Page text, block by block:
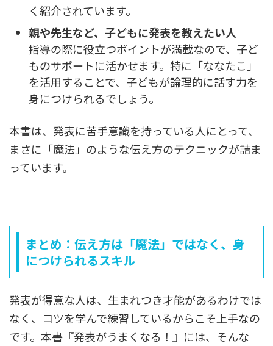
く紹介されています。
親や先生など、子どもに発表を教えたい人
指導の際に役立つポイントが満載なので、子ど
ものサポートに活かせます。特に「ななたこ」
を活用することで、子どもが論理的に話す力を
身につけられるでしょう。
本書は、発表に苦手意識を持っている人にとって、
まさに「魔法」のような伝え方のテクニックが詰ま
っています。
まとめ：伝え方は「魔法」ではなく、身
につけられるスキル
発表が得意な人は、生まれつき才能があるわけでは
なく、コツを学んで練習しているからこそ上手なの
です。本書『発表がうまくなる！』には、そんな